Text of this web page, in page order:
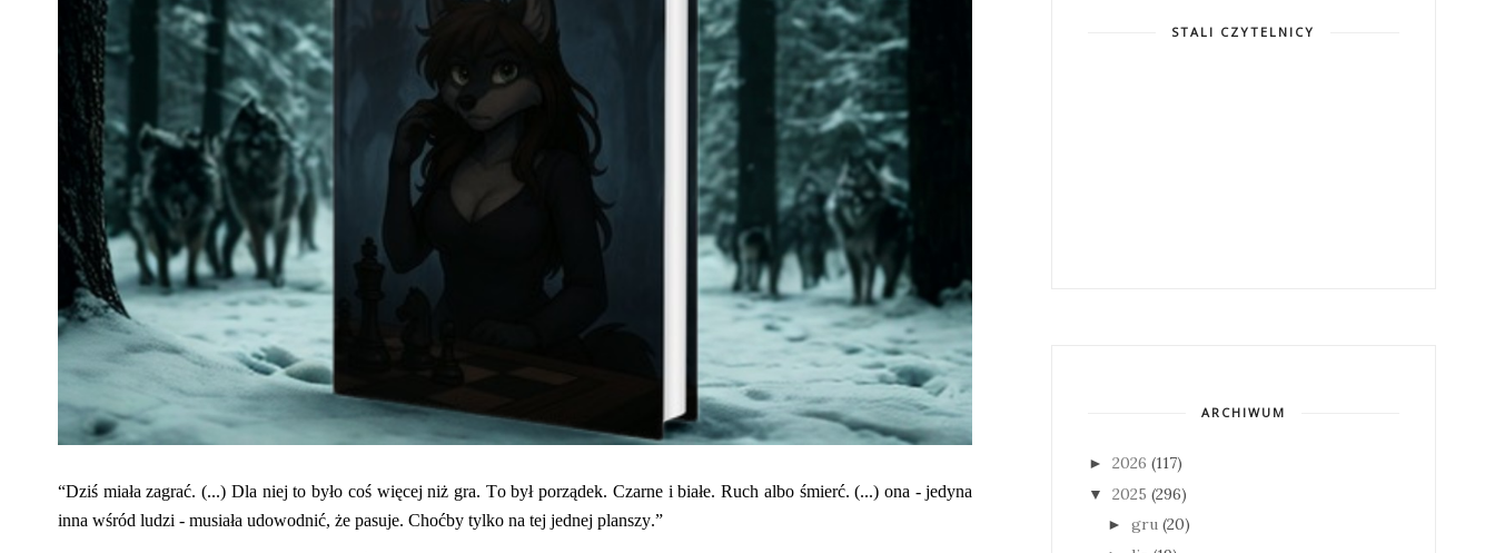
“Dziś miała zagrać. (...) Dla niej to było coś więcej niż gra. To był porządek. Czarne i białe. Ruch albo śmierć. (...) ona -jedyna
inna wśród ludzi - musiała udowodnić, że pasuje. Choćby tylko na tej jednej planszy.”
STALI CZYTELNICY
ARCHIWUM
► 2026 (117)
▼ 2025 (296)
► gru (20)